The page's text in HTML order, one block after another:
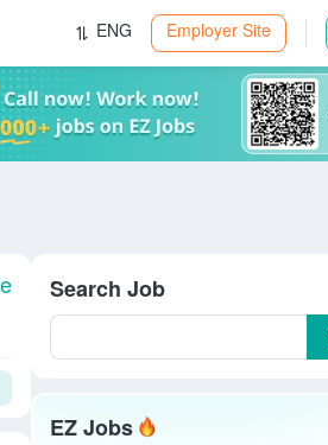
ENG Employer Site
Search Job
EZ Jobs